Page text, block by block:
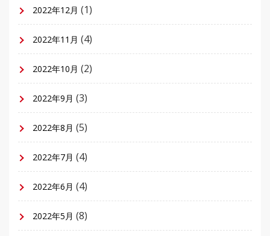
2022年12月 (1)
2022年11月 (4)
2022年10月 (2)
2022年9月 (3)
2022年8月 (5)
2022年7月 (4)
2022年6月 (4)
2022年5月 (8)